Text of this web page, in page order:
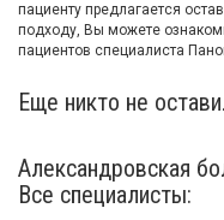
пациенту предлагается
подходу, Вы можете
пациентов специалиста
Еще никто не
Александровская
Все специалисты: